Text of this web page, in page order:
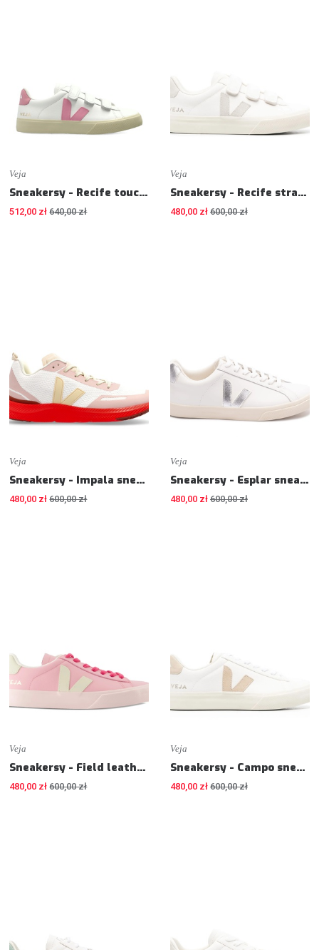
Veja
Sneakersy - Recife touch-strap sneakers - Sneakers
512,00 zł 640,00 zł
Veja
Sneakersy - Recife straps sneakers - Sneakers
480,00 zł 600,00 zł
Veja
Sneakersy - Impala sneakers - Sneakers
480,00 zł 600,00 zł
Veja
Sneakersy - Esplar sneakers - Sneakers
480,00 zł 600,00 zł
Veja
Sneakersy - Field leather sneakers - Sneakers
480,00 zł 600,00 zł
Veja
Sneakersy - Campo sneakers - Sneakers
480,00 zł 600,00 zł